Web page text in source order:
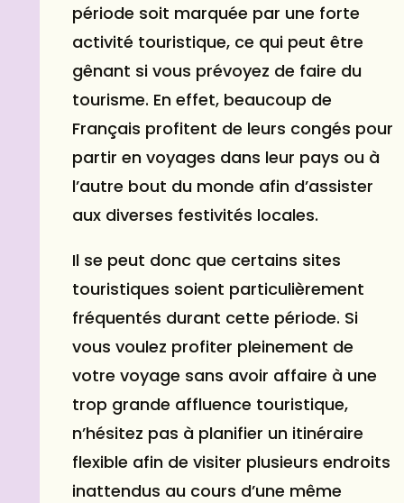
période soit marquée par une forte
activité touristique, ce qui peut être
gênant si vous prévoyez de faire du
tourisme. En effet, beaucoup de
Français profitent de leurs congés pour
partir en voyages dans leur pays ou à
l’autre bout du monde afin d’assister
aux diverses festivités locales.
Il se peut donc que certains sites
touristiques soient particulièrement
fréquentés durant cette période. Si
vous voulez profiter pleinement de
votre voyage sans avoir affaire à une
trop grande affluence touristique,
n’hésitez pas à planifier un itinéraire
flexible afin de visiter plusieurs endroits
inattendus au cours d’une même